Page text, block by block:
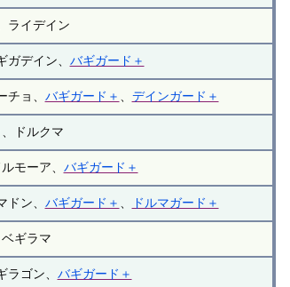
ライデイン
デイン、 バギガード＋
ョ、 バギガード＋ 、 デインガード＋
ドルクマ
モーア、 バギガード＋
ン、 バギガード＋ 、 ドルマガード＋
ギラマ
ゴン、 バギガード＋